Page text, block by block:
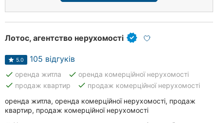
Лотос, агентство нерухомості
5.0 105 відгуків
done оренда житла done оренда комерційної нерухомості
done продаж квартир done продаж комерційної нерухомості
оренда житла, оренда комерційної нерухомості, продаж
квартир, продаж комерційної нерухомості